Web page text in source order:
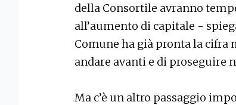
della Consortile avranno
all’aumento di capitale -
Comune ha già pronta la cifra
andare avanti e di proseguire
Ma c’è un altro passaggio